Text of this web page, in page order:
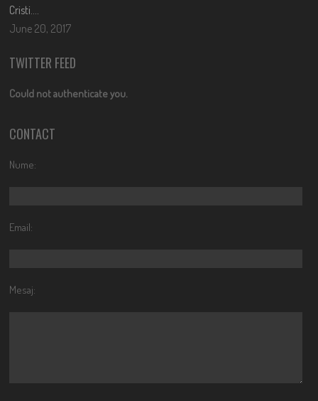
Cristi….
June 20, 2017
TWITTER FEED
Could not authenticate you.
CONTACT
Nume:
Email:
Mesaj: